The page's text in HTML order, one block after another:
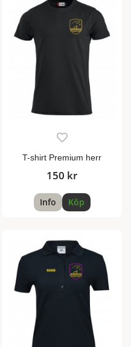
T-shirt Premium herr
150 kr
Info Köp